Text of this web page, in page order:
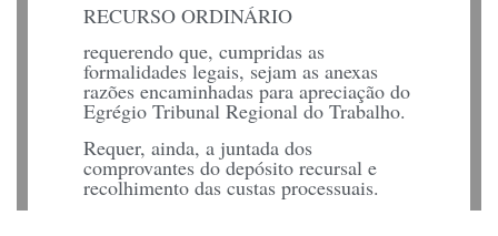
RECURSO ORDINÁRIO
requerendo que, cumpridas as
formalidades legais, sejam as anexas
razões encaminhadas para apreciação do
Egrégio Tribunal Regional do Trabalho.
Requer, ainda, a juntada dos
comprovantes do depósito recursal e
recolhimento das custas processuais.